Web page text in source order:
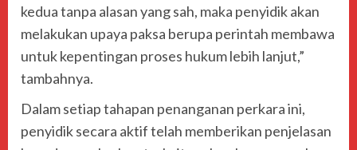
kedua tanpa alasan yang sah, maka penyidik akan
melakukan upaya paksa berupa perintah membawa
untuk kepentingan proses hukum lebih lanjut,”
tambahnya.
Dalam setiap tahapan penanganan perkara ini,
penyidik secara aktif telah memberikan penjelasan